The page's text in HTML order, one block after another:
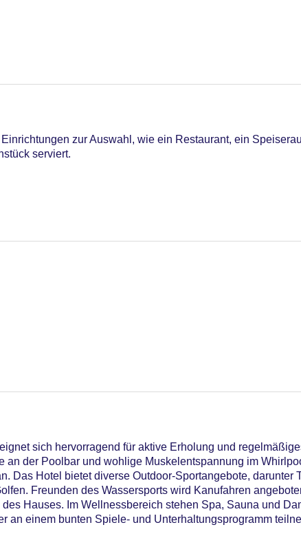
Club, Mastercard, Visa
zur Auswahl, wie ein Restaurant, ein
serviert.
sich hervorragend für aktive Erholung und
an der Poolbar und wohlige Muskelentspannung im
Das Hotel bietet diverse Outdoor-Sportangebote, darunter
Freunden des Wassersports wird Kanufahren
Hauses. Im Wellnessbereich stehen Spa, Sauna und
an einem bunten Spiele- und Unterhaltungsprogramm